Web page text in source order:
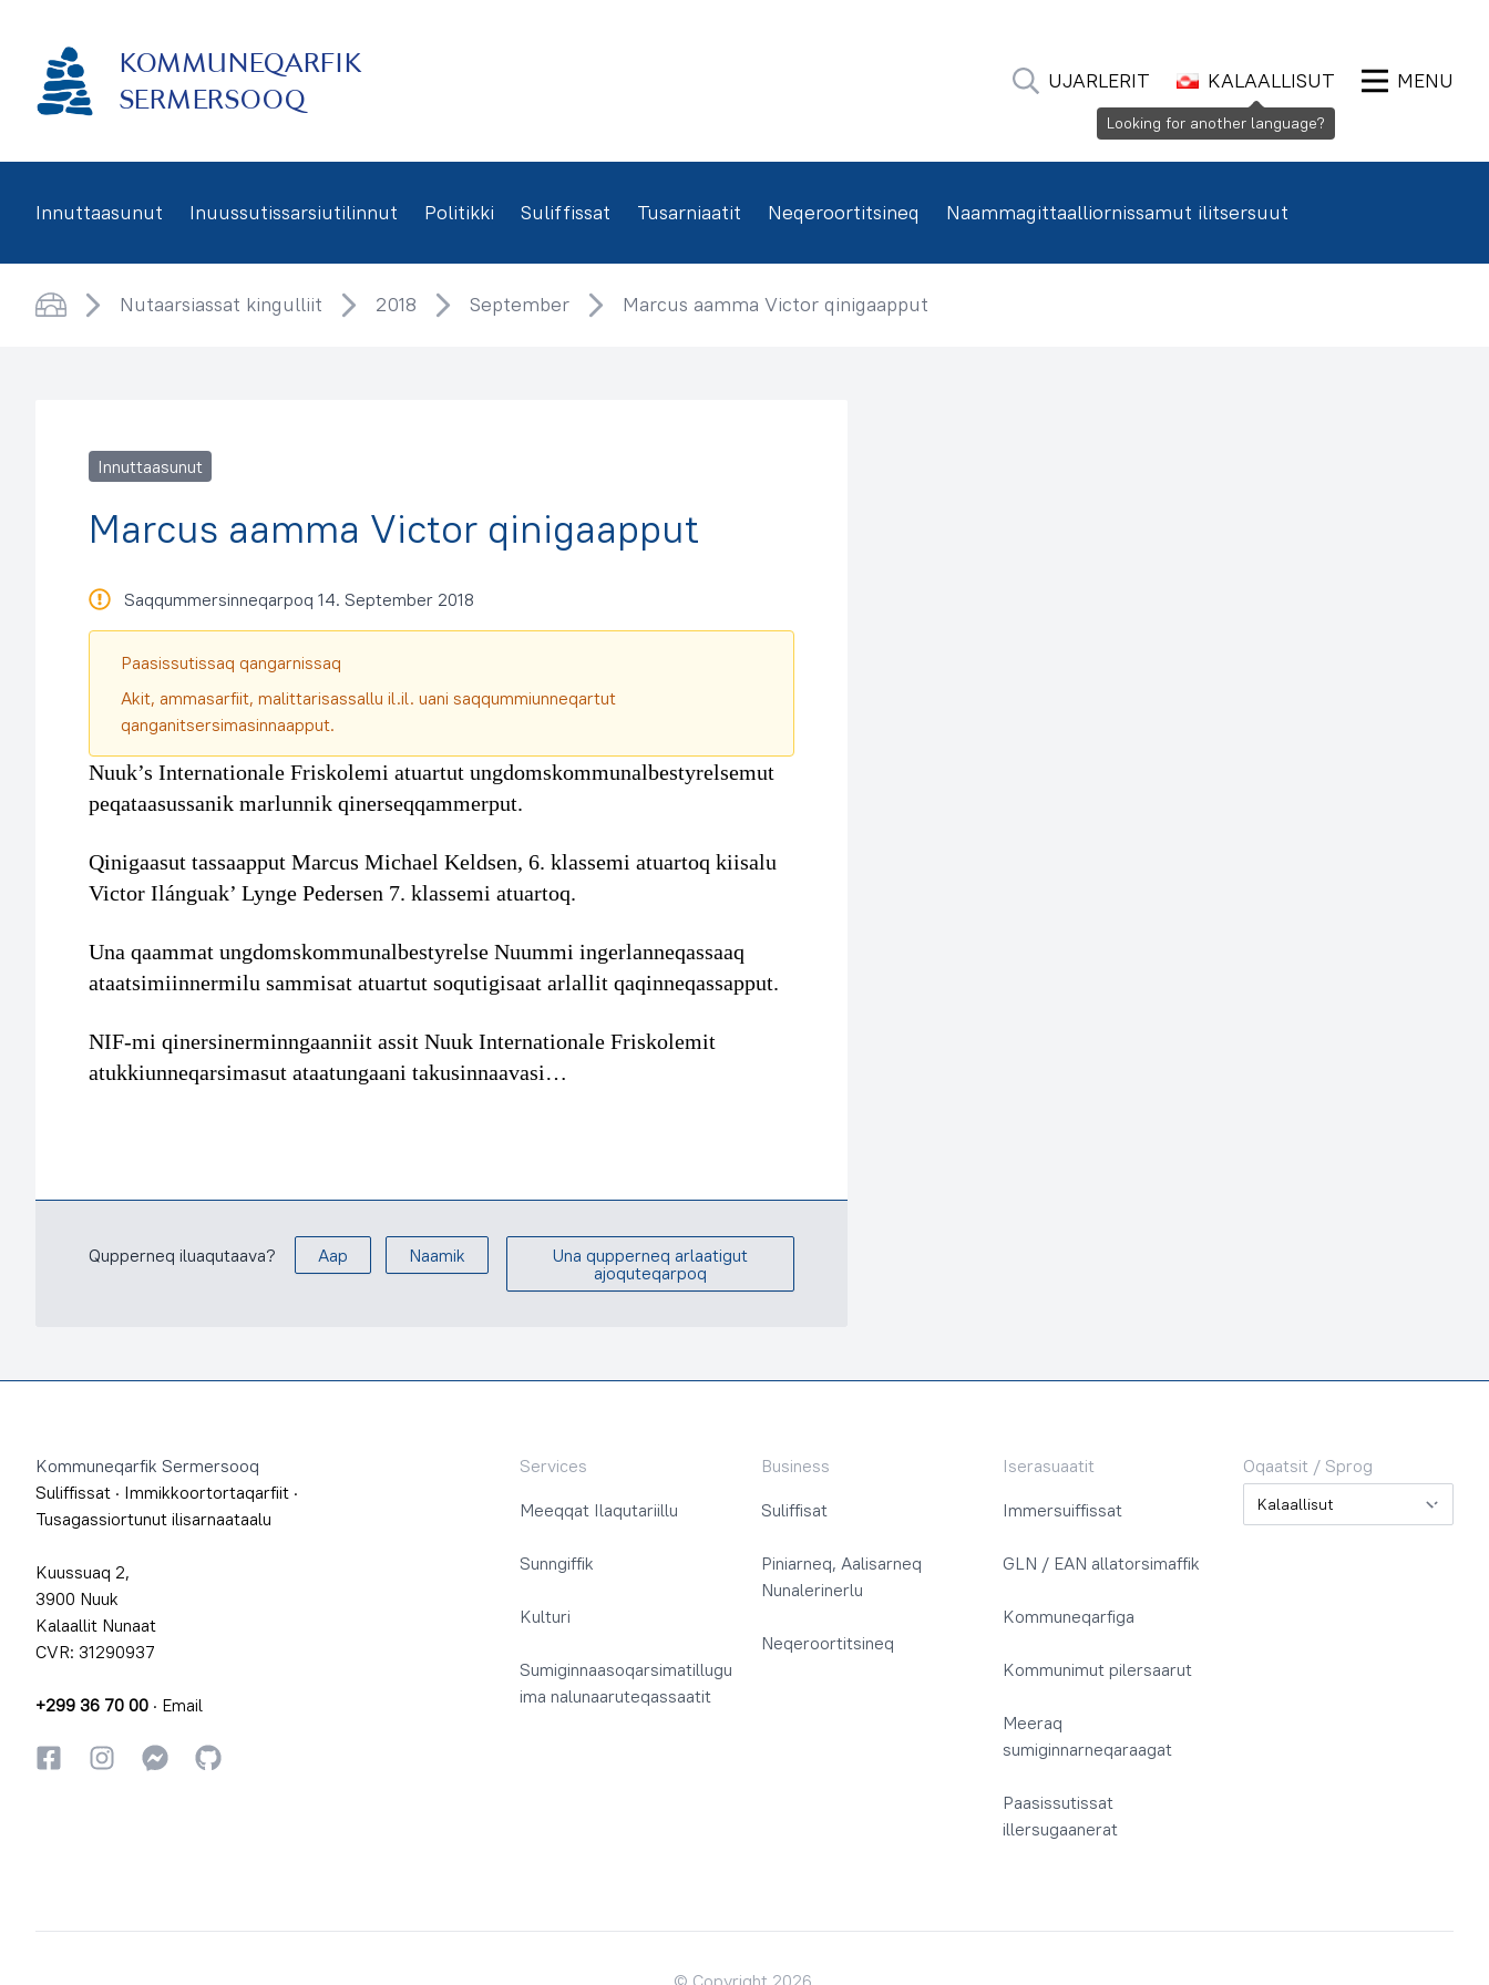
KOMMUNEQARFIK
SERMERSOOQ
UJARLERIT KALAALLISUT MENU
Innuttaasunut Inuussutissarsiutilinnut Politikki Suliffissat Tusarniaatit Neqeroortitsineq Naammagittaalliornissamut ilitsersuut
Nutaarsiassat kingulliit 2018 September Marcus aamma Victor qinigaapput
Innuttaasunut
Marcus aamma Victor qinigaapput
Saqqummersinneqarpoq 14. September 2018
Paasissutissaq qangarnissaq
Akit, ammasarfiit, malittarisassallu il.il. uani saqqummiunneqartut
qanganitsersimasinnaapput.
Nuuk’s Internationale Friskolemi atuartut ungdomskommunalbestyrelsemut
peqataasussanik marlunnik qinerseqqammerput.
Qinigaasut tassaapput Marcus Michael Keldsen, 6. klassemi atuartoq kiisalu
Victor Ilánguak’ Lynge Pedersen 7. klassemi atuartoq.
Una qaammat ungdomskommunalbestyrelse Nuummi ingerlanneqassaaq
ataatsimiinnermilu sammisat atuartut soqutigisaat arlallit qaqinneqassapput.
NIF-mi qinersinerminngaanniit assit Nuuk Internationale Friskolemit
atukkiunneqarsimasut ataatungaani takusinnaavasi…
Qupperneq iluaqutaava? Aap Naamik
Una qupperneq arlaatigut
ajoquteqarpoq
Kommuneqarfik Sermersooq
Suliffissat · Immikkoortortaqarfiit ·
Tusagassiortunut ilisarnaataalu
Kuussuaq 2,
3900 Nuuk
Kalaallit Nunaat
CVR: 31290937
+299 36 70 00 · Email
FacebookkiInstagrammiInstagrammi
GitHub
Services
Meeqqat Ilaqutariillu
Sunngiffik
Kulturi
Sumiginnaasoqarsimatillugu
ima nalunaaruteqassaatit
Business
Suliffisat
Piniarneq, Aalisarneq
Nunalerinerlu
Neqeroortitsineq
Iserasuaatit
Immersuiffissat
GLN / EAN allatorsimaffik
Kommuneqarfiga
Kommunimut pilersaarut
Meeraq
sumiginnarneqaraagat
Paasissutissat
illersugaanerat
Oqaatsit / Sprog
Oqaatsit / Sprog
© Copyright 2026.
Looking for another language?